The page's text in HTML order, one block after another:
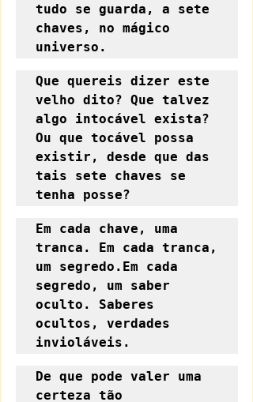
tudo se guarda, a sete
chaves, no mágico
universo.
Que quereis dizer este
velho dito? Que talvez
algo intocável exista?
Ou que tocável possa
existir, desde que das
tais sete chaves se
tenha posse?
Em cada chave, uma
tranca. Em cada tranca,
um segredo.Em cada
segredo, um saber
oculto. Saberes
ocultos, verdades
invioláveis.
De que pode valer uma
certeza tão